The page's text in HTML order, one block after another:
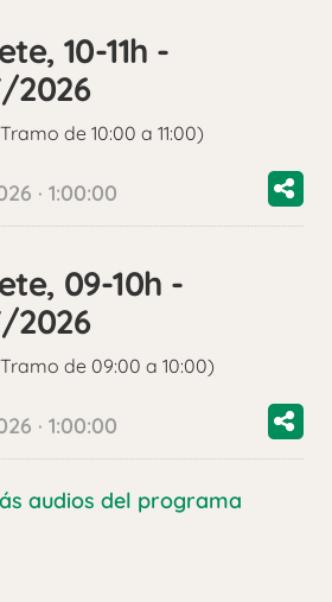
10-11h -
2026
de 10:00 a 11:00)
· 1:00:00
09-10h -
2026
de 09:00 a 10:00)
· 1:00:00
audios del programa